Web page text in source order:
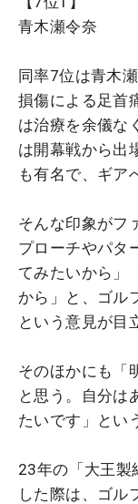
青木瀬令奈
同率7位は青木
損傷による足首
は治療を余儀な
は開幕戦から出
も有名で、ギア
そんな印象がフ
プローチやパタ
てみたいから」
から」と、ゴル
という意見が目
そのほかにも「
と思う。自分は
たいです」とい
23年の「大王製
した際は、ゴル